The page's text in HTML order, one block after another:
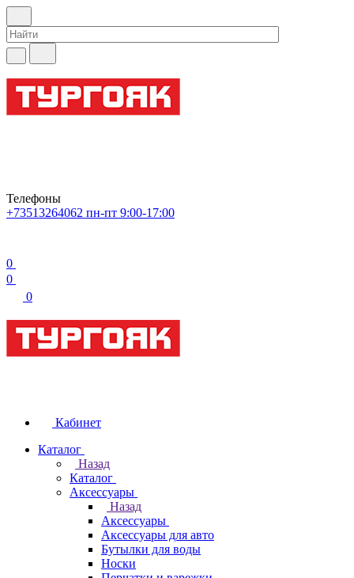
Телефоны
+73513264062 пн-пт 9:00-17:00
0
0
0
Кабинет
Каталог
Назад
Каталог
Аксессуары
Назад
Аксессуары
Аксессуары для авто
Бутылки для воды
Носки